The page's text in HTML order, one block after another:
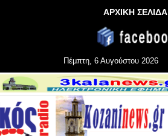
ΑΡΧΙΚΗ ΣΕΛΙΔΑ
Πέμπτη, 6 Αυγούστου 2026